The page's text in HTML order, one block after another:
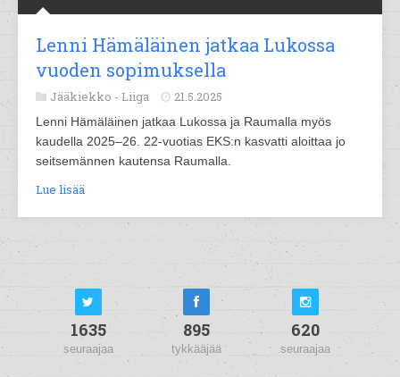
Lenni Hämäläinen jatkaa Lukossa
vuoden sopimuksella
Jääkiekko - Liiga 21.5.2025
Lenni Hämäläinen jatkaa Lukossa ja Raumalla myös
kaudella 2025–26. 22-vuotias EKS:n kasvatti aloittaa jo
seitsemännen kautensa Raumalla.
Lue lisää
1635
seuraajaa
895
tykkääjää
620
seuraajaa